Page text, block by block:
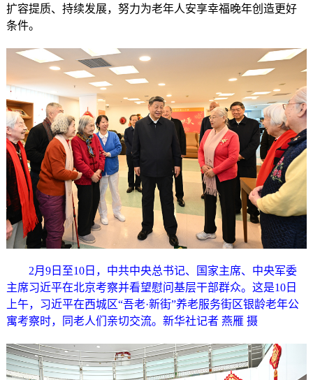
扩容提质、持续发展，努力为老年人安享幸福晚年创造更好
条件。
2月9日至10日，中共中央总书记、国家主席、中央军委
主席习近平在北京考察并看望慰问基层干部群众。这是10日
上午，习近平在西城区“吾老·新街”养老服务街区银龄老年公
寓考察时，同老人们亲切交流。新华社记者 燕雁 摄